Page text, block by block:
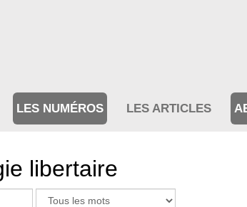
LES NUMÉROS LES ARTICLES
libertaire